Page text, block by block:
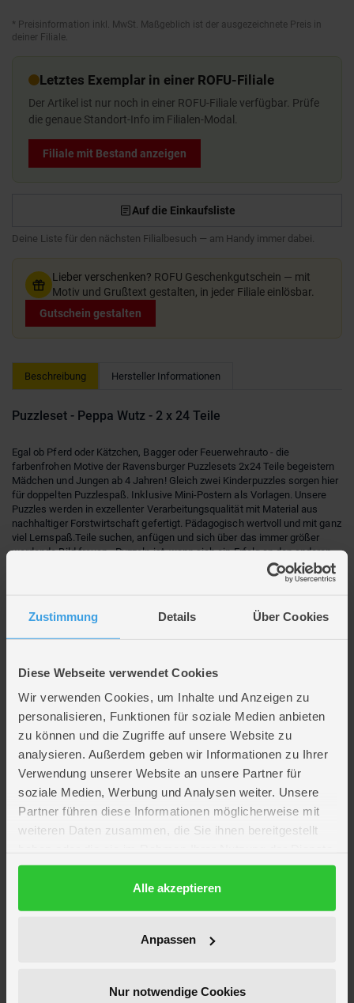
Zustimmung Details Über Cookies
Diese Webseite verwendet Cookies
Wir verwenden Cookies, um Inhalte und Anzeigen zu
personalisieren, Funktionen für soziale Medien anbieten
zu können und die Zugriffe auf unsere Website zu
analysieren. Außerdem geben wir Informationen zu Ihrer
Verwendung unserer Website an unsere Partner für
soziale Medien, Werbung und Analysen weiter. Unsere
Partner führen diese Informationen möglicherweise mit
weiteren Daten zusammen, die Sie ihnen bereitgestellt
gesammelt haben.
DatenschutzerklärungAlle akzeptieren
Anpassen
Nur notwendige Cookies
* Preisinformation inkl. MwSt. Maßgeblich ist der ausgezeichnete Preis in
deiner Filiale.
Letztes Exemplar in einer ROFU-Filiale
Der Artikel ist nur noch in einer ROFU-Filiale verfügbar. Prüfe
die genaue Standort-Info im Filialen-Modal.
Filiale mit Bestand anzeigen
Auf die Einkaufsliste
Deine Liste für den nächsten Filialbesuch — am Handy immer dabei.
Lieber verschenken? ROFU Geschenkgutschein — mit
Motiv und Grußtext gestalten, in jeder Filiale einlösbar.
Gutschein gestalten
Beschreibung Hersteller Informationen
Puzzleset - Peppa Wutz - 2 x 24 Teile
Egal ob Pferd oder Kätzchen, Bagger oder Feuerwehrauto - die
farbenfrohen Motive der Ravensburger Puzzlesets 2x24 Teile begeistern
Mädchen und Jungen ab 4 Jahren! Gleich zwei Kinderpuzzles sorgen hier
für doppelten Puzzlespaß. Inklusive Mini-Postern als Vorlagen. Unsere
Puzzles werden in exzellenter Verarbeitungsqualität mit Material aus
nachhaltiger Forstwirtschaft gefertigt. Pädagogisch wertvoll und mit ganz
viel Lernspaß.Teile suchen, anfügen und sich über das immer größer
werdende Bild freuen - Puzzeln ist, wenn sich ein Erfolg an den anderen
reiht. Deshalb lieben Kinder es, die Puzzleteile immer wieder zu ihren
Lieblingsmotiven zusammen zu setzen. Doch Puzzles bieten mehr als
Alters an den Herausforderungen wachsen, erhöhen ihre Geduld und
stärken ihr Selbstvertrauen. In der großen Auswahl von Ravensburger
Kinderpuzzles mit den beliebtesten Motiven, von 2 Teilen bis 300 Teilen,
Deshalb wird die Unbedenklichkeit aller Materialien von einem
unabhängigen Institut bestätigt. Seit mehr als 100 Jahren entwickeln wir
Puzzles, wie Kinder sie lieben: altersgerecht in Motiv, Teilezahl und -
größe.
Jetzt wird gepuzzelt! Entdecke tolleKinderpuzzlemit starken Motiven
und unterschiedlichen Teile-Anzahlen – perfekt für Anfänger und kleine
Puzzle-Profis.
Lieferumfang
Artikelmerkmale
Altersempfehlung
ab 4 Jahre
Länge ca. 26 cm
Breite ca. 27,7 cm